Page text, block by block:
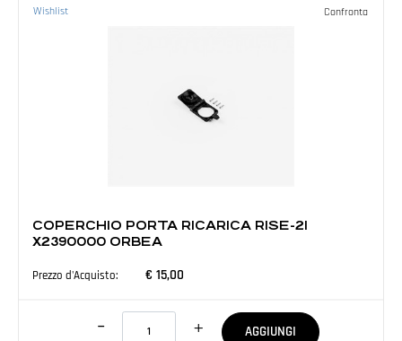
Wishlist Confronta
COPERCHIO PORTA RICARICA RISE-21
X2390000 ORBEA
Prezzo d'Acquisto: € 15,00
Quantità
AGGIUNGI